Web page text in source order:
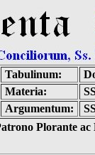
Tabulinum:
Materia:
Argumentum:
Plorante